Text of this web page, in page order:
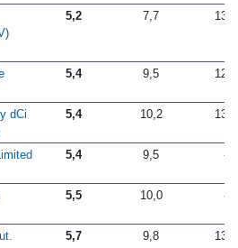
5,2 7,7 13,2
5,4 9,5 12,8
dCi
5,4 10,2 13,9
5,4 9,5 -
5,5 10,0 -
5,7 9,8 13,7